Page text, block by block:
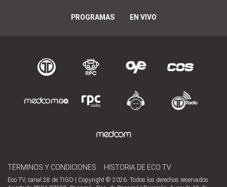
PROGRAMAS EN VIVO
TÉRMINOS Y CONDICIONES HISTORIA DE ECO TV
Eco TV, canal 28 de TIGO | Copyright © 2026. Todos los derechos reservados